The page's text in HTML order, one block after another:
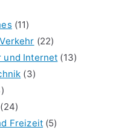
(11)
(22)
und Internet (13)
(3)
(24)
Freizeit(5)